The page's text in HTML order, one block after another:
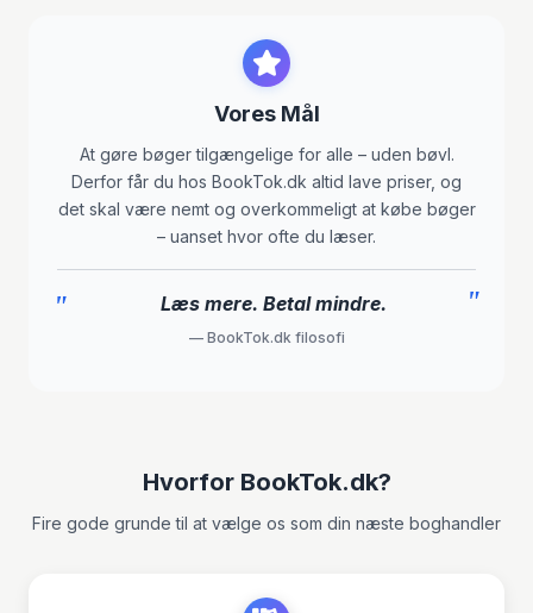
Vores Mål
At gøre bøger tilgængelige for alle – uden bøvl.
Derfor får du hos BookTok.dk altid lave priser, og
det skal være nemt og overkommeligt at købe bøger
– uanset hvor ofte du læser.
" Læs mere. Betal mindre. "
— BookTok.dk filosofi
Hvorfor BookTok.dk?
Fire gode grunde til at vælge os som din næste boghandler